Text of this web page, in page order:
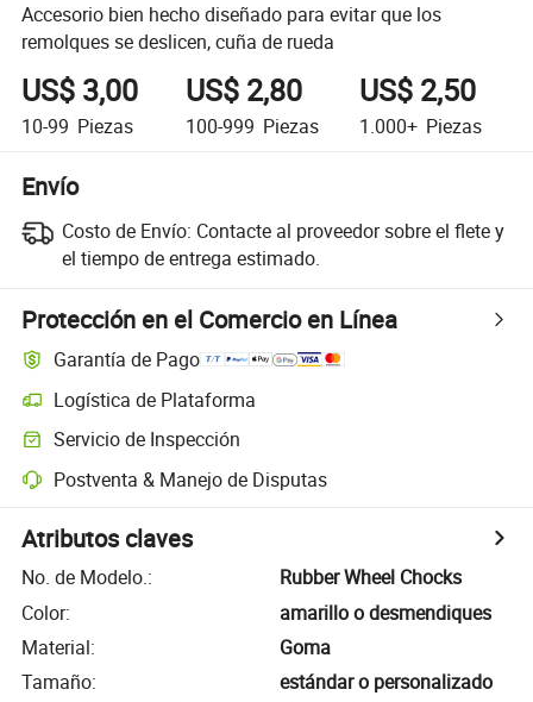
Accesorio bien hecho diseñado para evitar que los
remolques se deslicen, cuña de rueda
US$ 3,00
10-99 Piezas
US$ 2,80
100-999 Piezas
US$ 2,50
1.000+ Piezas
Envío
Costo de Envío: Contacte al proveedor sobre el flete y
el tiempo de entrega estimado.
Protección en el Comercio en Línea
Garantía de Pago
Logística de Plataforma
Servicio de Inspección
Postventa & Manejo de Disputas
Atributos claves
No. de Modelo.:
Rubber Wheel Chocks
Color:
amarillo o desmendiques
Material:
Goma
Tamaño:
estándar o personalizado